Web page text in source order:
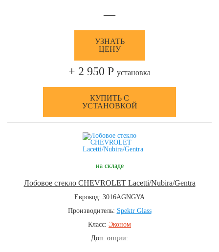
—
УЗНАТЬ
ЦЕНУ
+ 2 950 Р установка
КУПИТЬ С
УСТАНОВКОЙ
на складе
Лобовое стекло CHEVROLET Lacetti/Nubira/Gentra
Еврокод: 3016AGNGYA
Производитель: Spektr Glass
Класс: Эконом
Доп. опции: